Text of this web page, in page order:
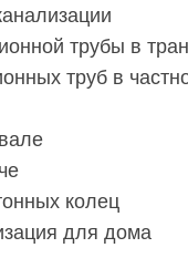
трубы в
труб в
колец
для дома